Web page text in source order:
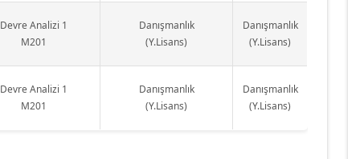
Devre Analizi 1
M201
Danışmanlık
(Y.Lisans)
Danışmanlık
(Y.Lisans)
Devre Analizi 1
M201
Danışmanlık
(Y.Lisans)
Danışmanlık
(Y.Lisans)